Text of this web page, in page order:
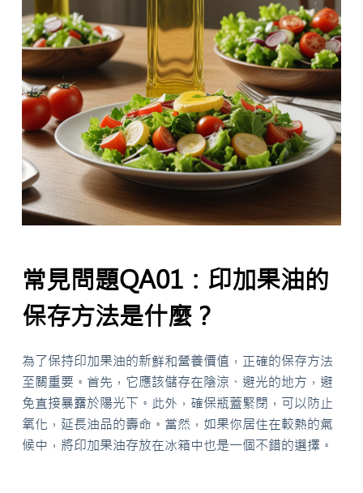
常見問題QA01：印加果油的
保存方法是什麼？
為了保持印加果油的新鮮和營養價值，正確的保存方法
至關重要。首先，它應該儲存在陰涼、避光的地方，避
免直接暴露於陽光下。此外，確保瓶蓋緊閉，可以防止
氧化，延長油品的壽命。當然，如果你居住在較熱的氣
候中，將印加果油存放在冰箱中也是一個不錯的選擇。